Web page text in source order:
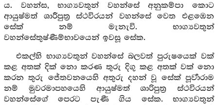
ය. වහන්ස, භාග්‍යවතුන් වහන්සේ අනුකම්පා කොට
ආයුෂ්මත් ශාරීපුත්‍ර ස්ථවිරයන් වහන්සේ වෙත එළඹෙන
සේක් නම් මැනැවි. භාග්‍යවතුන්
වහන්සේතුෂ‍්ණීම්භාවයෙන් ඉවසූ සේක.
එකල්හි භාග්‍යවතුන් වහන්සේ බලවත් පුරුෂයෙක් වක්
කළ අතක් දික් නො කරණ තුරු දිගු කළ අතක් වක් නො
කරන තුරු ජේතවනයෙහි අතුරු දහන් වූ සේක් පූර්‍වාරාම
නම් මුවරමාපහයෙහි ආයුෂ්මත් ශාරිපුත්‍ර ස්ථවිරයන්
වහන්සේගේ පෙරට පැණී ගිය සේක. භාග්‍යවතුන්